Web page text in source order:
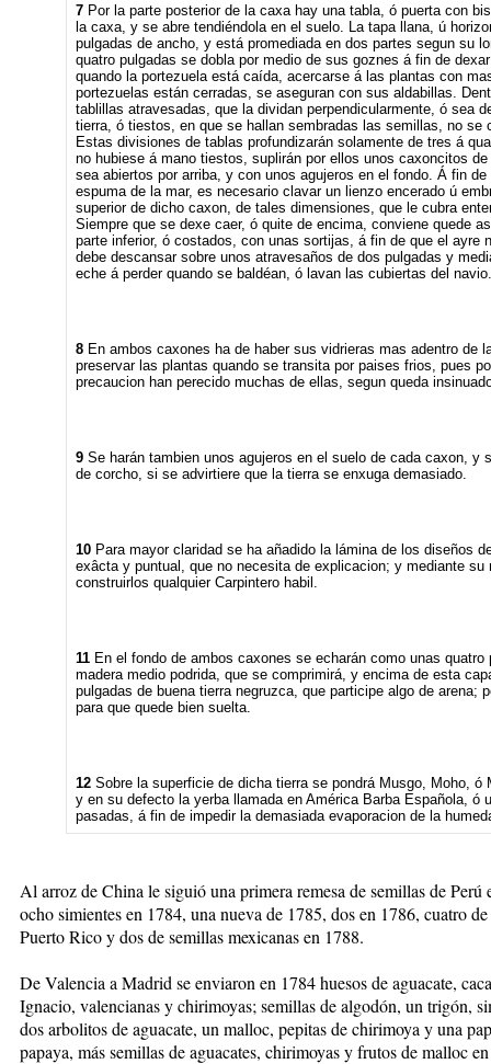
7 Por la parte posterior de la caxa hay una tabla, ó puerta con
la caxa, y se abre tendiéndola en el suelo. La tapa llana, ú
pulgadas de ancho, y está promediada en dos partes segun su
quatro pulgadas se dobla por medio de sus goznes á fin de
quando la portezuela está caída, acercarse á las plantas con
portezuelas están cerradas, se aseguran con sus aldabillas.
tablillas atravesadas, que la dividan perpendicularmente, ó sea
tierra, ó tiestos, en que se hallan sembradas las semillas, no se
Estas divisiones de tablas profundizarán solamente de tres á
no hubiese á mano tiestos, suplirán por ellos unos caxoncitos
sea abiertos por arriba, y con unos agujeros en el fondo. Á fin
espuma de la mar, es necesario clavar un lienzo encerado ú
superior de dicho caxon, de tales dimensiones, que le cubra
Siempre que se dexe caer, ó quite de encima, conviene quede
parte inferior, ó costados, con unas sortijas, á fin de que el ayre
debe descansar sobre unos atravesaños de dos pulgadas y
eche á perder quando se baldéan, ó lavan las cubiertas del navio.
8 En ambos caxones ha de haber sus vidrieras mas adentro de
preservar las plantas quando se transita por paises frios, pues
precaucion han perecido muchas de ellas, segun queda
9 Se harán tambien unos agujeros en el suelo de cada caxon, y
de corcho, si se advirtiere que la tierra se enxuga demasiado.
10 Para mayor claridad se ha añadido la lámina de los diseños
exâcta y puntual, que no necesita de explicacion; y mediante su
construirlos qualquier Carpintero habil.
11 En el fondo de ambos caxones se echarán como unas
madera medio podrida, que se comprimirá, y encima de esta
pulgadas de buena tierra negruzca, que participe algo de arena;
para que quede bien suelta.
12 Sobre la superficie de dicha tierra se pondrá Musgo, Moho,
y en su defecto la yerba llamada en América Barba Española, ó
pasadas, á fin de impedir la demasiada evaporacion de la
Al arroz de China le siguió una primera remesa de semillas de Perú
ocho simientes en 1784, una nueva de 1785, dos en 1786, cuatro
Puerto Rico y dos de semillas mexicanas en 1788.
De Valencia a Madrid se enviaron en 1784 huesos de aguacate,
Ignacio, valencianas y chirimoyas; semillas de algodón, un trigón,
dos arbolitos de aguacate, un malloc, pepitas de chirimoya y una
papaya, más semillas de aguacates, chirimoyas y frutos de malloc